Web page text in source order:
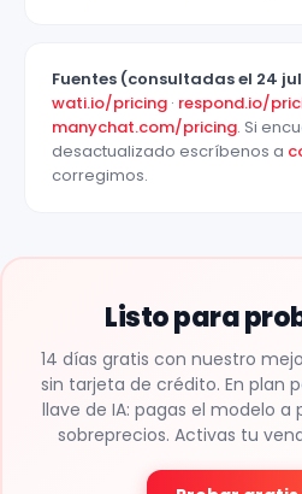
Fuentes (consultadas el 24
wati.io/pricing · respond.io/
manychat.com/pricing. Si
desactualizado escríbenos a
corregimos.
Listo para
14 días gratis con nuestro
sin tarjeta de crédito. En plan
llave de IA: pagas el modelo a
sobreprecios. Activas tu